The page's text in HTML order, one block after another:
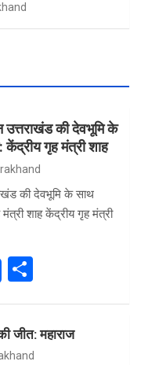
उत्तराखंड की देवभूमि के
गृह मंत्री शाह
की देवभूमि के साथ
शाह केंद्रीय गृह मंत्री
e
जीत: महाराज